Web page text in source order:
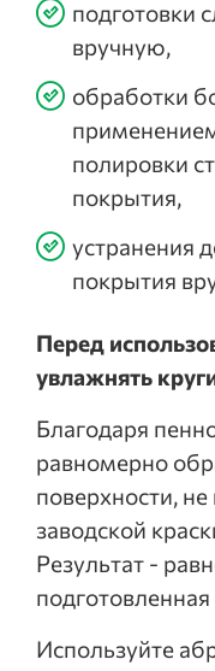
подготовки
вручную,
обработки
полировки
покрытия,
устранения
покрытия
Перед
увлажнять
Благодаря
равномерно
поверхности,
заводской
Результат -
Используйте